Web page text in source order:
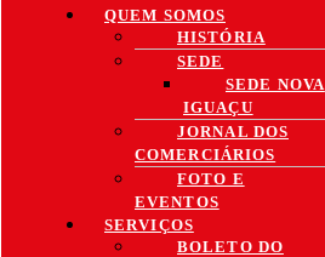
QUEM SOMOS
HISTÓRIA
SEDE
SEDE NOVA
IGUAÇU
JORNAL DOS
COMERCIÁRIOS
FOTO E
EVENTOS
SERVIÇOS
BOLETO DO